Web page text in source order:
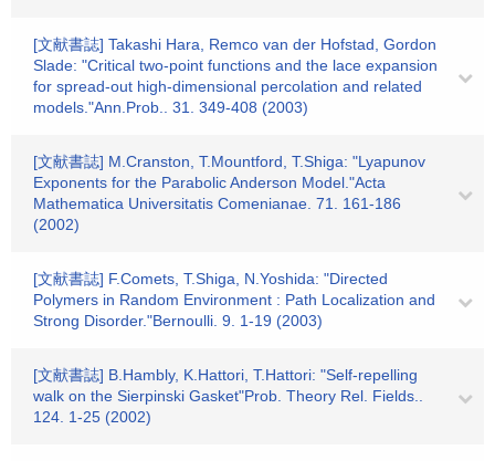
[文献書誌] Takashi Hara, Remco van der Hofstad, Gordon
Slade: "Critical two-point functions and the lace expansion
for spread-out high-dimensional percolation and related
models."Ann.Prob.. 31. 349-408 (2003)
[文献書誌] M.Cranston, T.Mountford, T.Shiga: "Lyapunov
Exponents for the Parabolic Anderson Model."Acta
Mathematica Universitatis Comenianae. 71. 161-186
(2002)
[文献書誌] F.Comets, T.Shiga, N.Yoshida: "Directed
Polymers in Random Environment : Path Localization and
Strong Disorder."Bernoulli. 9. 1-19 (2003)
[文献書誌] B.Hambly, K.Hattori, T.Hattori: "Self-repelling
walk on the Sierpinski Gasket"Prob. Theory Rel. Fields..
124. 1-25 (2002)